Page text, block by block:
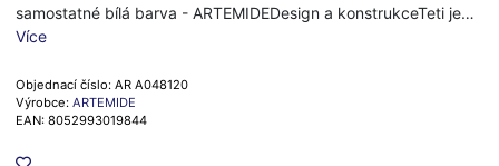
samostatné bílá barva - ARTEMIDEDesign a konstrukceTeti je…
Více
Objednací číslo: AR A048120
Výrobce: ARTEMIDE
EAN: 8052993019844